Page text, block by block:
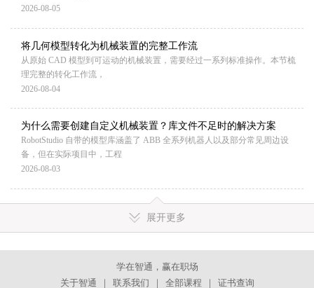
2026-08-05
将几何模型转化为机械装置的完整工作流
从原始 CAD 模型到可运动的机械装置，需要经过一系列标准操作。本节梳
理完整的转化工作流，
2026-08-04
为什么需要创建自定义机械装置？库文件不足时的解决方案
RobotStudio 自带的模型库涵盖了 ABB 全系列机器人以及部分常见周边设
备，但在实际项目中，工程
2026-08-03
展开更多
学在智通，赢在职场
关于智通
｜ 联系我们 ｜ 全部课程 ｜ 证书查询